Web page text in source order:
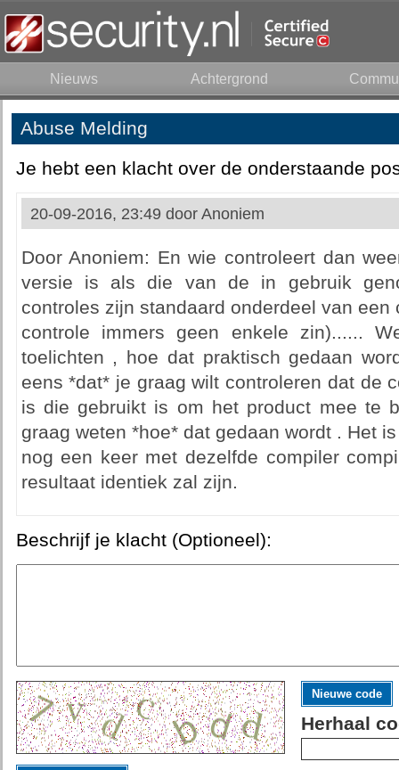
Nieuws Achtergrond
Abuse Melding
Je hebt een klacht over de onderstaande
20-09-2016, 23:49 door Anoniem
Door Anoniem: En wie controleert dan
versie is als die van de in gebruik
controles zijn standaard onderdeel van
controle immers geen enkele zin)......
toelichten , hoe dat praktisch gedaan
eens *dat* je graag wilt controleren dat de
is die gebruikt is om het product mee te
graag weten *hoe* dat gedaan wordt . Het
nog een keer met dezelfde compiler
resultaat identiek zal zijn.
Beschrijf je klacht (Optioneel):
Nieuwe code
Herhaal